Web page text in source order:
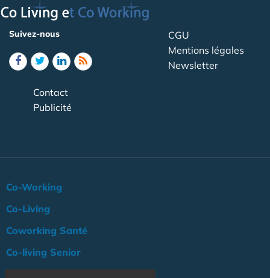
Suivez-nous
CGU
Mentions légales
Newsletter
Contact
Publicité
Co-Working
Co-Living
Coworking Santé
Co-living Senior